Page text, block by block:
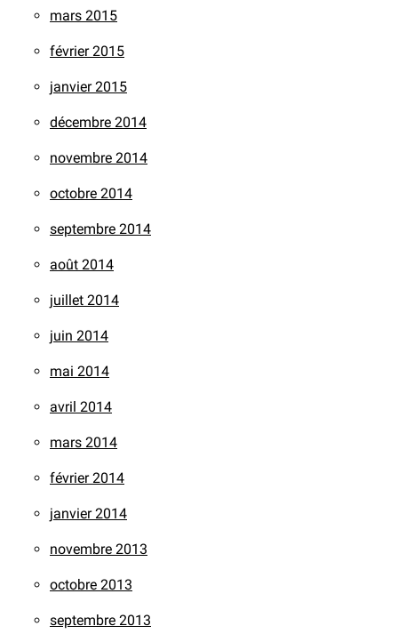
mars 2015
février 2015
janvier 2015
décembre 2014
novembre 2014
octobre 2014
septembre 2014
août 2014
juillet 2014
juin 2014
mai 2014
avril 2014
mars 2014
février 2014
janvier 2014
novembre 2013
octobre 2013
septembre 2013